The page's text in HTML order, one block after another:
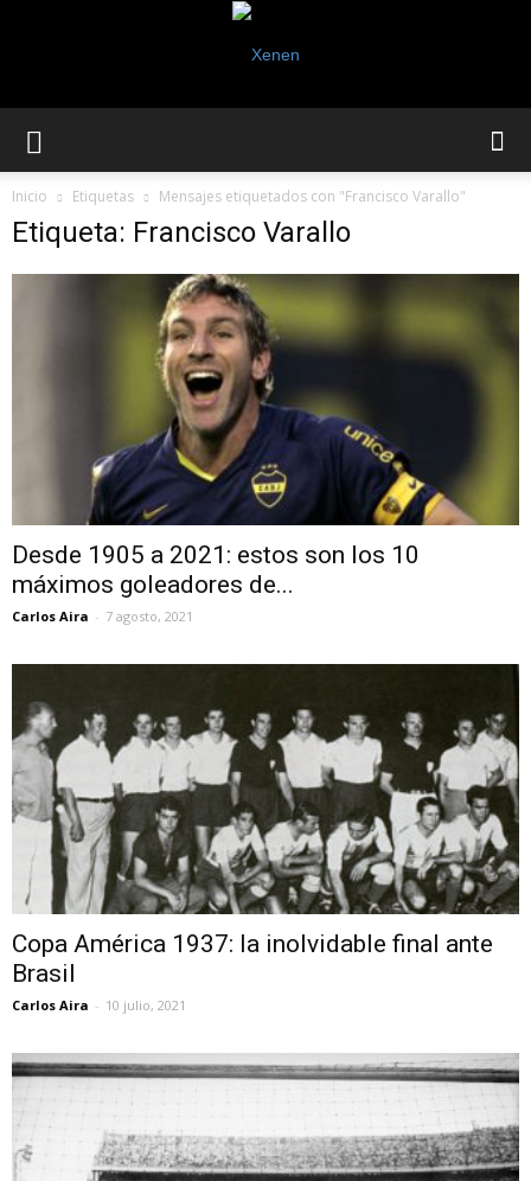
Inicio Etiquetas Mensajes etiquetados con "Francisco Varallo"
Etiqueta: Francisco Varallo
Desde 1905 a 2021: estos son los 10
máximos goleadores de...
Carlos Aira - 7 agosto, 2021
Copa América 1937: la inolvidable final ante
Brasil
Carlos Aira - 10 julio, 2021